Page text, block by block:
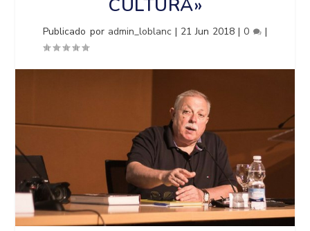
CULTURA»
Publicado por admin_loblanc | 21 Jun 2018 |0 |